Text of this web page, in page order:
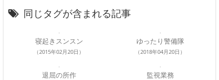
同じタグが含まれる記事
寝起きスンスン
（2015年02月20日）
ゆったり警備隊
（2018年04月20日）
退屈の所作 監視業務